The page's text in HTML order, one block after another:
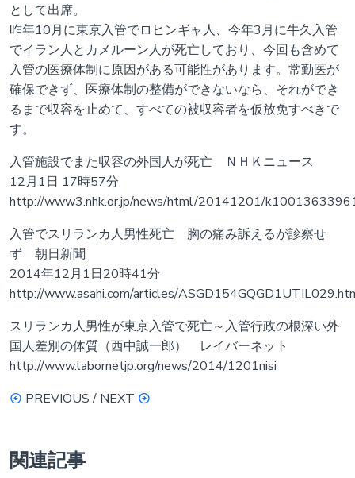
として出席。
昨年10月に東京入管でロヒンギャ人、今年3月に牛久入管
でイラン人とカメルーン人が死亡しており、今回も含めて
入管の医療体制に原因がある可能性があります。常勤医が
確保できず、医療体制の整備ができないなら、それができ
るまで収容を止めて、すべての被収容者を仮放免すべきで
す。
入管施設でまた収容の外国人が死亡 ＮＨＫニュース
12月1日 17時57分
http://www3.nhk.or.jp/news/html/20141201/
入管でスリランカ人男性死亡 胸の痛み訴えるが診察せ
ず 朝日新聞
2014年12月1日20時41分
http://www.asahi.com/articles/
スリランカ人男性が東京入管で死亡～入管行政の根深い外
国人差別の体質（西中誠一郎） レイバーネット
http://www.labornetjp.org/news/2014/1201nisi
PREVIOUS / NEXT
関連記事